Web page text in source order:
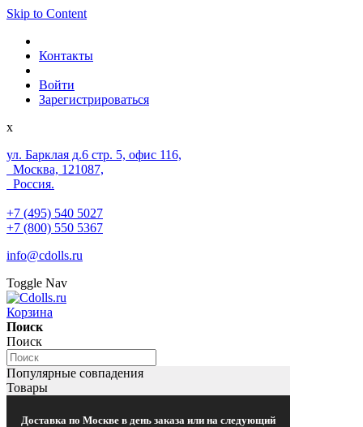
Skip to Content
Контакты
Войти
Зарегистрироваться
x
ул. Барклая д.6 стр. 5, офис 116,
Москва, 121087,
Россия.
+7 (495) 540 5027
+7 (800) 550 5367
info@cdolls.ru
Toggle Nav
Корзина
Поиск
Поиск
Популярные совпадения
Товары
Доставка по Москве в день заказа или на следующий